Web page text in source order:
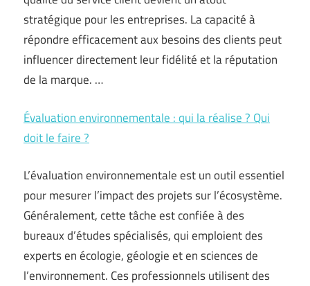
stratégique pour les entreprises. La capacité à
répondre efficacement aux besoins des clients peut
influencer directement leur fidélité et la réputation
de la marque. …
Évaluation environnementale : qui la réalise ? Qui
doit le faire ?
L’évaluation environnementale est un outil essentiel
pour mesurer l’impact des projets sur l’écosystème.
Généralement, cette tâche est confiée à des
bureaux d’études spécialisés, qui emploient des
experts en écologie, géologie et en sciences de
l’environnement. Ces professionnels utilisent des